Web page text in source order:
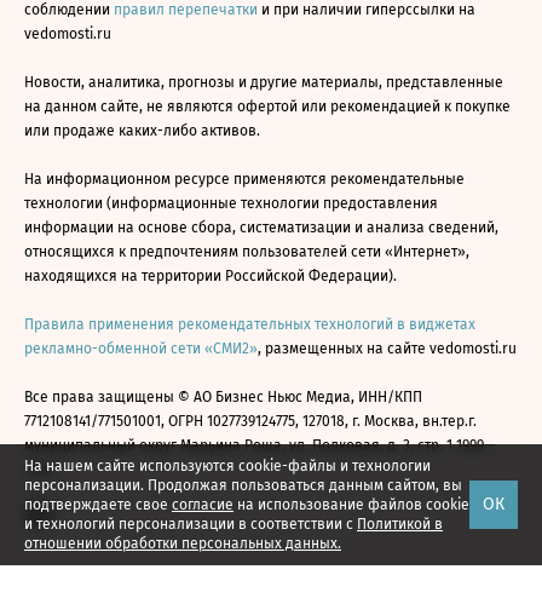
На нашем сайте используются cookie-файлы и технологии
персонализации. Продолжая пользоваться данным сайтом, вы
подтверждаете свое согласие на использование файлов cookie
и технологий персонализации в соответствии с Политикой в
отношении обработки персональных данных.
ОК
соблюдении правил перепечатки и при наличии гиперссылки на
vedomosti.ru
Новости, аналитика, прогнозы и другие материалы, представленные
на данном сайте, не являются офертой или рекомендацией к покупке
или продаже каких-либо активов.
На информационном ресурсе применяются рекомендательные
технологии (информационные технологии предоставления
информации на основе сбора, систематизации и анализа сведений,
относящихся к предпочтениям пользователей сети «Интернет»,
находящихся на территории Российской Федерации).
Правила применения рекомендательных технологий в виджетах
рекламно-обменной сети «СМИ2», размещенных на сайте vedomosti.ru
Все права защищены © АО Бизнес Ньюс Медиа, ИНН/КПП
7712108141/771501001, ОГРН 1027739124775, 127018, г. Москва, вн.тер.г.
муниципальный округ Марьина Роща, ул. Полковая, д. 3, стр. 1 1999—
2026